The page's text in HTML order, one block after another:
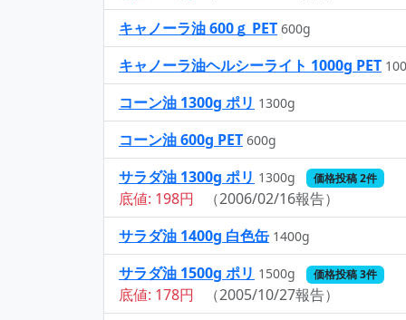
キャノーラ油 600ｇ PET 600g
キャノーラ油ヘルシーライト 1000g PET
コーン油 1300g ポリ 1300g
コーン油 600g PET 600g
サラダ油 1300g ポリ 1300g 価格投稿 2件
底値: 198円
（2006/02/16報告）
サラダ油 1400g 白色缶 1400g
サラダ油 1500g ポリ 1500g 価格投稿 3件
底値: 178円
（2005/10/27報告）